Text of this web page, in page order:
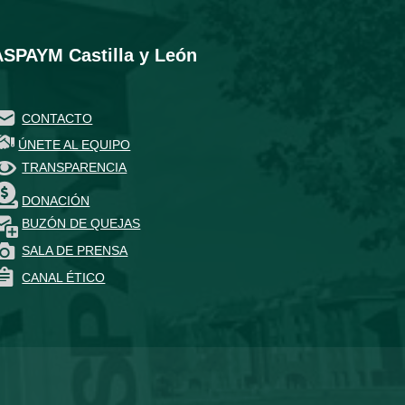
Castilla y León
CONTACTO
ÚNETE AL EQUIPO
TRANSPARENCIA
DONACIÓN
BUZÓN DE QUEJAS
SALA DE PRENSA
CANAL ÉTICO